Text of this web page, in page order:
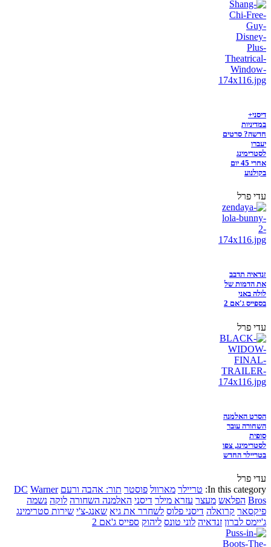
דיסני+
במדיניות
חדשה? סרטים
יעברו
לסטרימינג
אחרי 45 יום
בקולנוע
עדי פרל
זנדאיה תדבב
את הדמות של
לולה באני
בספייס ג'אם 2
עדי פרל
הסרט האלמנה
השחורה עובר
סופית
לסטרימינג, צפו
בטריילר החדש
עדי פרל
In this category: טריילר מארוול פוסטר תור: אהבה ורעם DC Warner
Bros הפלאש מעצר עזרא מילר דיסני האלמנה השחורה לוקה נשמה
פיקסאר קרואלה דיסני פלוס לשחרר את גיא שאנג-צ'י שירות סטרימינג
ג'יימס לברון זנדאיה לוני טונס ליהוק ספייס ג'אם 2